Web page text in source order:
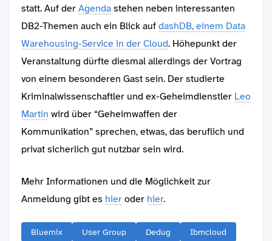
statt. Auf derAgendastehen neben interessanten
DB2-Themen auch ein Blick aufdashDB, einem Data
Warehousing-Service in der Cloud. Höhepunkt der
Veranstaltung dürfte diesmal allerdings der Vortrag
von einem besonderen Gast sein. Der studierte
Kriminalwissenschaftler und ex-Geheimdienstler Leo
Martin wird über “Geheimwaffen der
Kommunikation” sprechen, etwas, das beruflich und
privat sicherlich gut nutzbar sein wird.
Mehr Informationen und die Möglichkeit zur
Anmeldung gibt es hieroder hier.
Bluemix User Group Dedug Ibmcloud